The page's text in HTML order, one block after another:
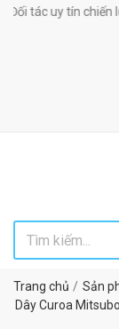
tác uy tín chiến
Trang chủ Sản
Dây Curoa